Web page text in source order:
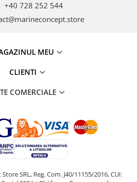
+40 728 252 544
MEU
CLIENTI
COMERCIALE
SRL, Reg. Com. J40/11155/2016, CUI: